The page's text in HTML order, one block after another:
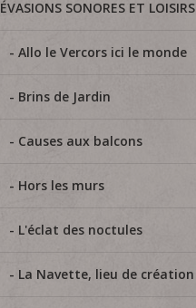
ÉVASIONS SONORES ET LOISIRS
Allo le Vercors ici le monde
Brins de Jardin
Causes aux balcons
Hors les murs
L'éclat des noctules
La Navette, lieu de création